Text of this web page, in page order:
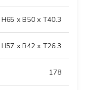
H65 x B50 x T40.3
H57 x B42 x T26.3
178